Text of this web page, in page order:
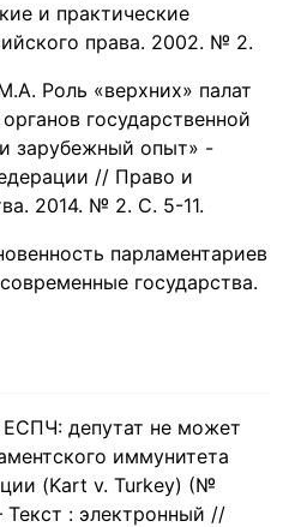
и практические
права. 2002. № 2.
Роль «верхних» палат
государственной
зарубежный опыт» -
// Право и
2014. № 2. С. 5-11.
парламентариев
государства.
депутат не может
иммунитета
(Kart v. Turkey) (№
: электронный //